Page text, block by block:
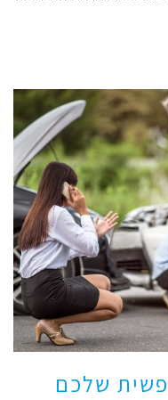
שלכם